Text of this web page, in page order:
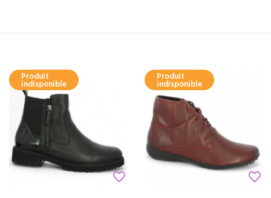
Produit
indisponible
favorite_border
Produit
indisponible
favorite_border